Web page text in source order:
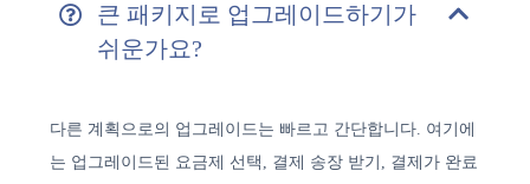
큰 패키지로 업그레이드하기가
쉬운가요?
다른 계획으로의 업그레이드는 빠르고 간단합니다. 여기에
는 업그레이드된 요금제 선택, 결제 송장 받기, 결제가 완료